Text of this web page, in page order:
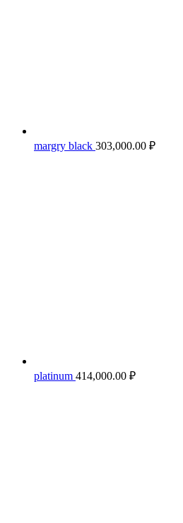
margry black 303,000.00 ₽
platinum 414,000.00 ₽